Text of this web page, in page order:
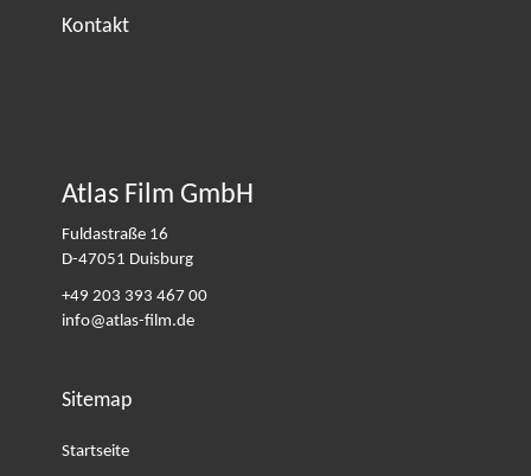
Kontakt
Atlas Film GmbH
Fuldastraße 16
D-47051 Duisburg
+49 203 393 467 00
info@atlas-film.de
Sitemap
Startseite